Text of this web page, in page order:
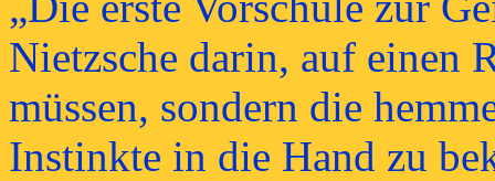
Nietzsche darin, auf einen
müssen, sondern die
Instinkte in die Hand zu